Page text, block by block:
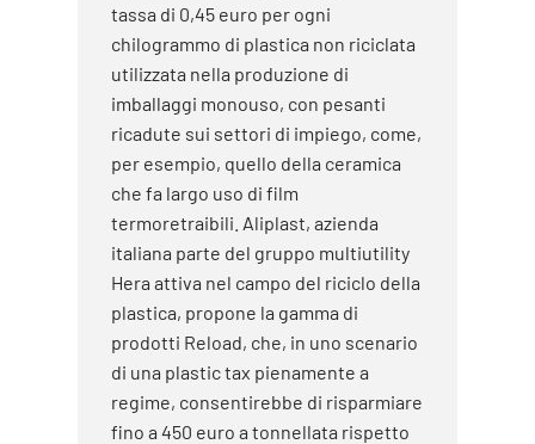
tassa di 0,45 euro per ogni
chilogrammo di plastica non riciclata
utilizzata nella produzione di
imballaggi monouso, con pesanti
ricadute sui settori di impiego, come,
per esempio, quello della ceramica
che fa largo uso di film
termoretraibili. Aliplast, azienda
italiana parte del gruppo multiutility
Hera attiva nel campo del riciclo della
plastica, propone la gamma di
prodotti Reload, che, in uno scenario
di una plastic tax pienamente a
regime, consentirebbe di risparmiare
fino a 450 euro a tonnellata rispetto